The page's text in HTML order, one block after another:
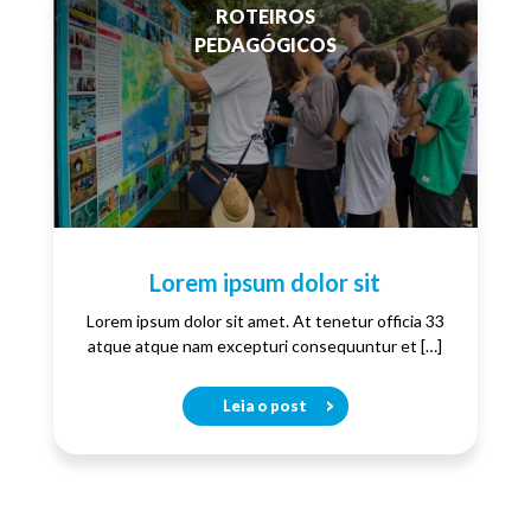
ROTEIROS
PEDAGÓGICOS
Lorem ipsum dolor sit
Lorem ipsum dolor sit amet. At tenetur officia 33
atque atque nam excepturi consequuntur et […]
Leia o post